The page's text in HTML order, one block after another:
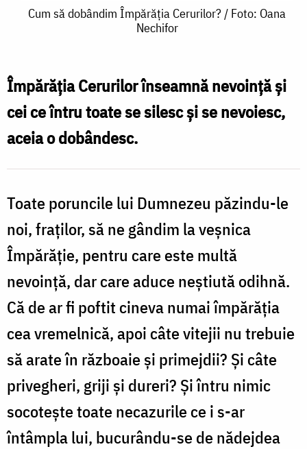
Cum
Împărăția
Cerurilor?
/
Nechifor
Cum să dobândim Împărăția Cerurilor? / Foto: Oana
Nechifor
Împărăția Cerurilor înseamnă nevoință și
cei ce întru toate se silesc și se nevoiesc,
aceia o dobândesc.
Toate poruncile lui Dumnezeu păzindu-le
noi, fraților, să ne gândim la veșnica
Împărăție, pentru care este multă
nevoință, dar care aduce neștiută odihnă.
Că de ar fi poftit cineva numai împărăția
cea vremelnică, apoi câte vitejii nu trebuie
să arate în războaie și primejdii? Și câte
privegheri, griji și dureri? Și întru nimic
socotește toate necazurile ce i s-ar
întâmpla lui, bucurându-se de nădejdea